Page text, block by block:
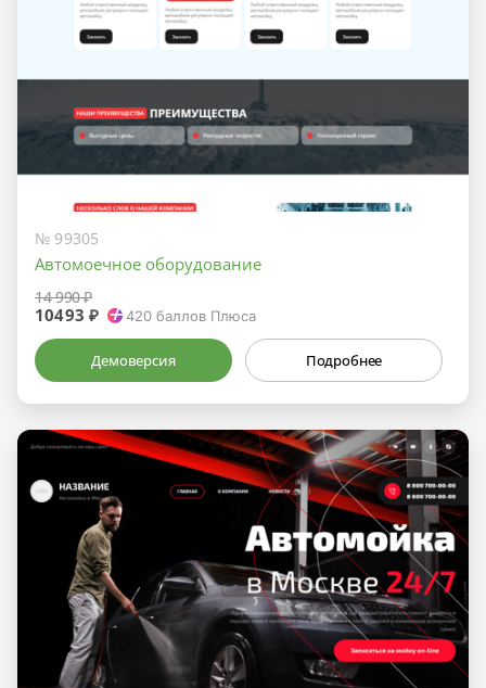
№ 99305
Автомоечное оборудование
14 990 ₽
10493 ₽ 420 баллов Плюса
Демоверсия Подробнее